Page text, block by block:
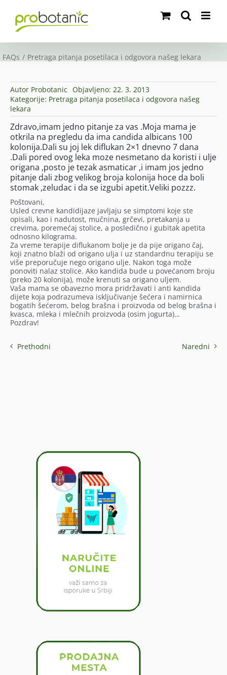
content
FAQs Pretraga pitanja posetilaca i odgovora našeg lekara
Autor Probotanic Objavljeno: 22. 3. 2013
Kategorije: Pretraga pitanja posetilaca i odgovora našeg
lekara
Zdravo,imam jedno pitanje za vas .Moja mama je
otkrila na pregledu da ima candida albicans 100
kolonija.Dali su joj lek diflukan 2×1 dnevno 7 dana
.Dali pored ovog leka moze nesmetano da koristi i ulje
origana ,posto je tezak asmaticar ,i imam jos jedno
pitanje dali zbog velikog broja kolonija hoce da boli
stomak ,zeludac i da se izgubi apetit.Veliki pozzz.
Poštovani,
Usled crevne kandidijaze javljaju se simptomi koje ste
opisali, kao i nadutost, mučnina, grčevi, pretakanja u
crevima, poremećaj stolice, a posledično i gubitak apetita
odnosno kilograma.
Za vreme terapije diflukanom bolje je da pije origano čaj,
koji znatno blaži od origano ulja i uz standardnu terapiju se
više preporučuje nego origano ulje. Nakon toga može
ponoviti nalaz stolice. Ako kandida bude u povećanom broju
(preko 20 kolonija), može krenuti sa origano uljem.
Vaša mama se obavezno mora pridržavati i anti kandida
dijete koja podrazumeva isključivanje šećera i namirnica
bogatih šećerom, belog brašna i proizvoda od belog brašna i
kvasca, mleka i mlečnih proizvoda (osim jogurta)…
Pozdrav!
Prethodni Naredni